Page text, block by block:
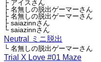
├ アイスさん
├ 名無しの脱出ゲーマーさん
├ 名無しの脱出ゲーマーさん
├ saiazinnさん
└ saiazinnさん
Neutral ミニ脱出
└ 名無しの脱出ゲーマーさん
Trial X Love #01 Maze